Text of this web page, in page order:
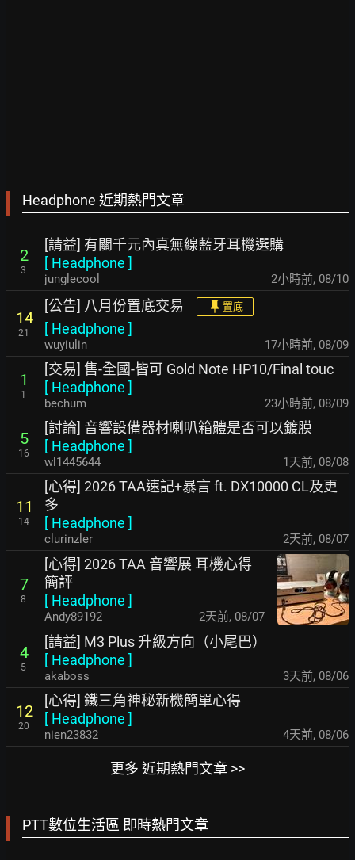
Headphone 近期熱門文章
2
3
[請益] 有關千元內真無線藍牙耳機選購
[ Headphone ]
junglecool 2小時前, 08/10
14
21
[公告] 八月份置底交易 置底
[ Headphone ]
wuyiulin 17小時前, 08/09
1
1
[交易] 售-全國-皆可 Gold Note HP10/Final touc
[ Headphone ]
bechum 23小時前, 08/09
5
16
[討論] 音響設備器材喇叭箱體是否可以鍍膜
[ Headphone ]
wl1445644 1天前, 08/08
11
14
[心得] 2026 TAA速記+暴言 ft. DX10000 CL及更
多
[ Headphone ]
clurinzler 2天前, 08/07
7
8
[心得] 2026 TAA 音響展 耳機心得
簡評
[ Headphone ]
Andy89192 2天前, 08/07
4
5
[請益] M3 Plus 升級方向（小尾巴）
[ Headphone ]
akaboss 3天前, 08/06
12
20
[心得] 鐵三角神秘新機簡單心得
[ Headphone ]
nien23832 4天前, 08/06
更多 近期熱門文章 >>
PTT數位生活區 即時熱門文章